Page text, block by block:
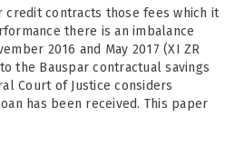
credit contracts those fees which it
there is an imbalance
2016 and May 2017 (XI ZR
the Bauspar contractual savings
Court of Justice considers
has been received. This paper